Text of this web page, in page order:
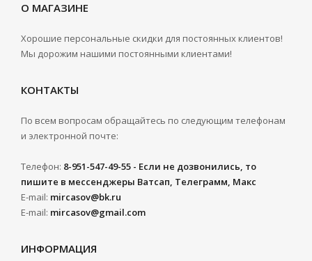
О МАГАЗИНЕ
Хорошие персональные скидки для постоянных клиентов!
Мы дорожим нашими постоянными клиентами!
КОНТАКТЫ
По всем вопросам обращайтесь по следующим телефонам
и электронной почте:
Телефон: 8-951-547-49-55 - Если не дозвонились, то
пишите в мессенджеры Ватсап, Телеграмм, Макс
E-mail: mircasov@bk.ru
E-mail: mircasov@gmail.com
ИНФОРМАЦИЯ